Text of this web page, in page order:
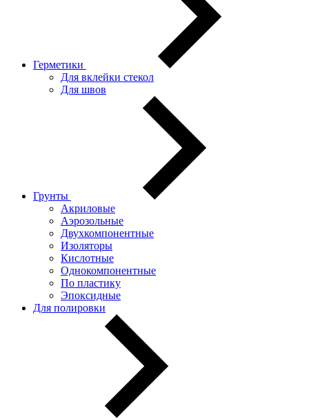
Герметики
Для вклейки стекол
Для швов
Грунты
Акриловые
Аэрозольные
Двухкомпонентные
Изоляторы
Кислотные
Однокомпонентные
По пластику
Эпоксидные
Для полировки